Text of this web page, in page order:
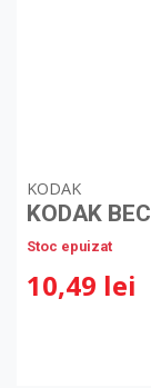
KODAK
KODAK
Stoc epuizat
10,49 lei